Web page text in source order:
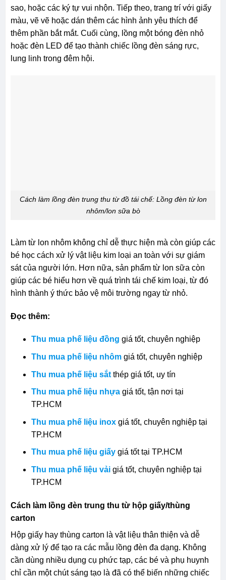
sao, hoặc các ký tự vui nhộn. Tiếp theo, trang trí với giấy
màu, vẽ vẽ hoặc dán thêm các hình ảnh yêu thích để
thêm phần bắt mắt. Cuối cùng, lồng một bóng đèn nhỏ
hoặc đèn LED để tạo thành chiếc lồng đèn sáng rực,
lung linh trong đêm hội.
Cách làm lồng đèn trung thu từ đồ tái chế: Lồng đèn từ lon
nhôm/lon sữa bò
Làm từ lon nhôm không chỉ dễ thực hiện mà còn giúp các
bé học cách xử lý vật liệu kim loại an toàn với sự giám
sát của người lớn. Hơn nữa, sản phẩm từ lon sữa còn
giúp các bé hiểu hơn về quá trình tái chế kim loại, từ đó
hình thành ý thức bảo vệ môi trường ngay từ nhỏ.
Đọc thêm:
Thu mua phế liệu đồng giá tốt, chuyên nghiệp
Thu mua phế liệu nhômgiá tốt, chuyên nghiệp
Thu mua phế liệu sắtthép giá tốt, uy tín
Thu mua phế liệu nhựagiá tốt, tận nơi tại
TP.HCM
Thu mua phế liệu inoxgiá tốt, chuyên nghiệp tại
TP.HCM
Thu mua phế liệu giấygiá tốt tại TP.HCM
Thu mua phế liệu vảigiá tốt, chuyên nghiệp tại
TP.HCM
Cách làm lồng đèn trung thu từ hộp giấy/thùng
carton
Hộp giấy hay thùng carton là vật liệu thân thiện và dễ
dàng xử lý để tạo ra các mẫu lồng đèn đa dạng. Không
cần dùng nhiều dụng cụ phức tạp, các bé và phụ huynh
chỉ cần một chút sáng tạo là đã có thể biến những chiếc